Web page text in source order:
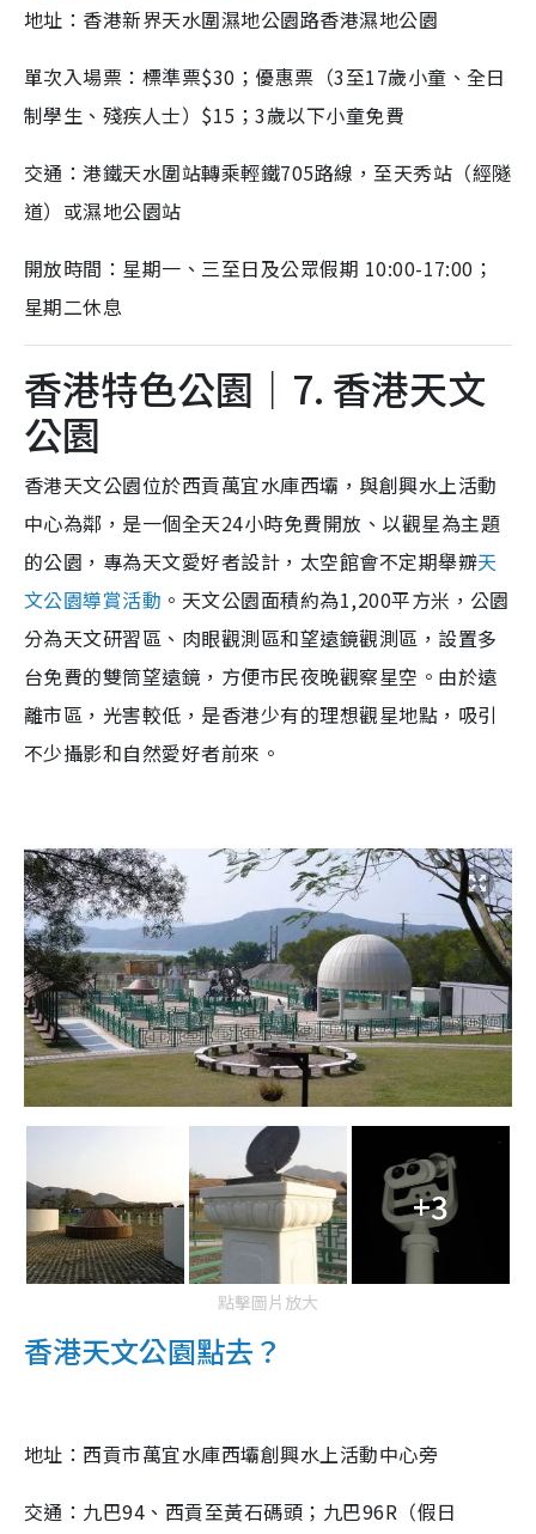
地址：香港新界天水圍濕地公園路香港濕地公園
單次入場票：標準票$30；優惠票（3至17歲小童、全日
制學生、殘疾人士）$15；3歲以下小童免費
交通：港鐵天水圍站轉乘輕鐵705路線，至天秀站（經隧
道）或濕地公園站
開放時間：星期一、三至日及公眾假期 10:00-17:00；
星期二休息
香港特色公園｜7. 香港天文
公園
香港天文公園位於西貢萬宜水庫西壩，與創興水上活動
中心為鄰，是一個全天24小時免費開放、以觀星為主題
的公園，專為天文愛好者設計，太空館會不定期舉辧天
文公園導賞活動 。天文公園面積約為1,200平方米，公園
分為天文研習區、肉眼觀測區和望遠鏡觀測區，設置多
台免費的雙筒望遠鏡，方便市民夜晚觀察星空。由於遠
離市區，光害較低，是香港少有的理想觀星地點，吸引
不少攝影和自然愛好者前來。
+3
點擊圖片放大
香港天文公園點去？
地址：西貢市萬宜水庫西壩創興水上活動中心旁
交通：九巴94、西貢至黃石碼頭；九巴96R（假日